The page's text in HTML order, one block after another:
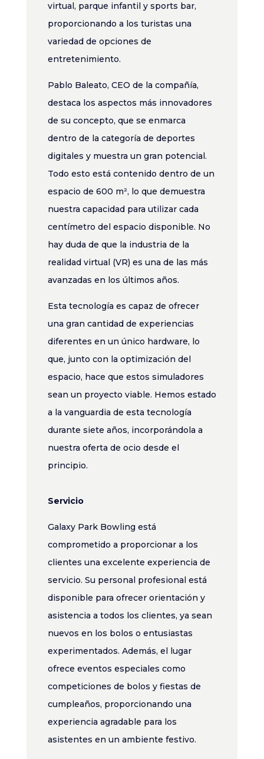
virtual, parque infantil y sports bar,
proporcionando a los turistas una
variedad de opciones de
entretenimiento.
Pablo Baleato, CEO de la compañía,
destaca los aspectos más innovadores
de su concepto, que se enmarca
dentro de la categoría de deportes
digitales y muestra un gran potencial.
Todo esto está contenido dentro de un
espacio de 600 m², lo que demuestra
nuestra capacidad para utilizar cada
centímetro del espacio disponible. No
hay duda de que la industria de la
realidad virtual (VR) es una de las más
avanzadas en los últimos años.
Esta tecnología es capaz de ofrecer
una gran cantidad de experiencias
diferentes en un único hardware, lo
que, junto con la optimización del
espacio, hace que estos simuladores
sean un proyecto viable. Hemos estado
a la vanguardia de esta tecnología
durante siete años, incorporándola a
nuestra oferta de ocio desde el
principio.
Servicio
Galaxy Park Bowling está
comprometido a proporcionar a los
clientes una excelente experiencia de
servicio. Su personal profesional está
disponible para ofrecer orientación y
asistencia a todos los clientes, ya sean
nuevos en los bolos o entusiastas
experimentados. Además, el lugar
ofrece eventos especiales como
competiciones de bolos y fiestas de
cumpleaños, proporcionando una
experiencia agradable para los
asistentes en un ambiente festivo.